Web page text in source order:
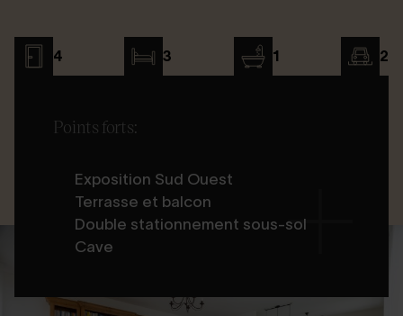
4 3 1 2
Points forts:
Exposition Sud Ouest
Terrasse et balcon
Double stationnement sous-sol
Cave